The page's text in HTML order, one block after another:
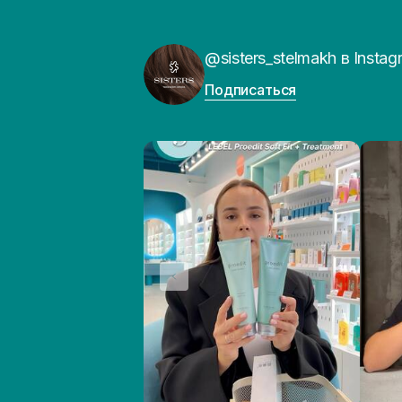
@sisters_stelmakh в
Подписаться